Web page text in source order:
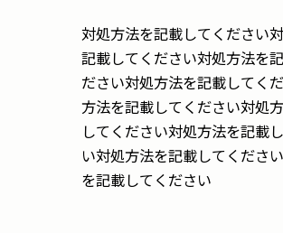
対処方法を記載してください
記載してください対処方法を
ださい対処方法を記載してく
方法を記載してください対処
してください対処方法を記載
い対処方法を記載してくださ
を記載してください